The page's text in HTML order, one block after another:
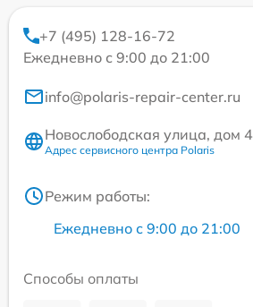
+7 (495) 128-16-72
Ежедневно с 9:00 до 21:00
info@polaris-repair-center.ru
Новослободская улица, дом 4
Адрес сервисного центра Polaris
Режим работы:
Ежедневно с 9:00 до 21:00
Способы оплаты